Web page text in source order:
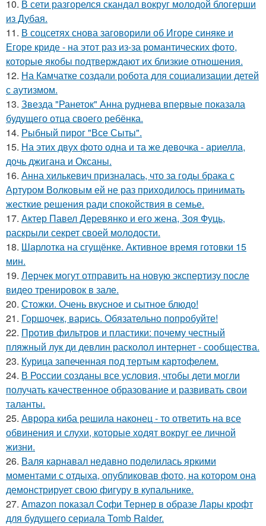
10. В сети разгорелся скандал вокруг молодой блогерши
из Дубая.
11. В соцсетях снова заговорили об Игоре синяке и
Егоре криде - на этот раз из-за романтических фото,
которые якобы подтверждают их близкие отношения.
12. На Камчатке создали робота для социализации детей
с аутизмом.
13. Звезда "Ранеток" Анна руднева впервые показала
будущего отца своего ребёнка.
14. Рыбный пирог "Все Сыты".
15. На этих двух фото одна и та же девочка - ариелла,
дочь джигана и Оксаны.
16. Анна хилькевич призналась, что за годы брака с
Артуром Волковым ей не раз приходилось принимать
жесткие решения ради спокойствия в семье.
17. Актер Павел Деревянко и его жена, Зоя Фуць,
раскрыли секрет своей молодости.
18. Шарлотка на сгущёнке. Активное время готовки 15
мин.
19. Лерчек могут отправить на новую экспертизу после
видео тренировок в зале.
20. Стожки. Очень вкусное и сытное блюдо!
21. Горшочек, варись. Обязательно попробуйте!
22. Против фильтров и пластики: почему честный
пляжный лук ди девлин расколол интернет - сообщества.
23. Курица запеченная под тертым картофелем.
24. В России созданы все условия, чтобы дети могли
получать качественное образование и развивать свои
таланты.
25. Аврора киба решила наконец - то ответить на все
обвинения и слухи, которые ходят вокруг ее личной
жизни.
26. Валя карнавал недавно поделилась яркими
моментами с отдыха, опубликовав фото, на котором она
демонстрирует свою фигуру в купальнике.
27. Amazon показал Софи Тернер в образе Лары крофт
для будущего сериала Tomb Raider.